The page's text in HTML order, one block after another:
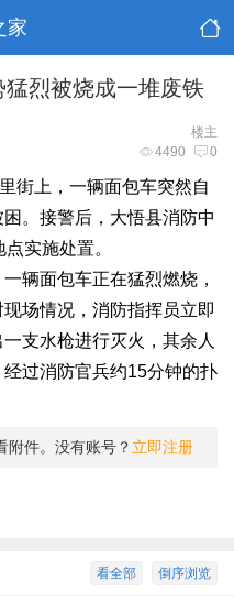
家
烈被烧成一堆废铁
楼主
4490 0
街上，一辆面包车突然自
。接警后，大悟县消防中
实施处置。
辆面包车正在猛烈燃烧，
场情况，消防指挥员立即
支水枪进行灭火，其余人
过消防官兵约15分钟的扑
附件。没有账号？ 立即注册
倒序浏览
看全部